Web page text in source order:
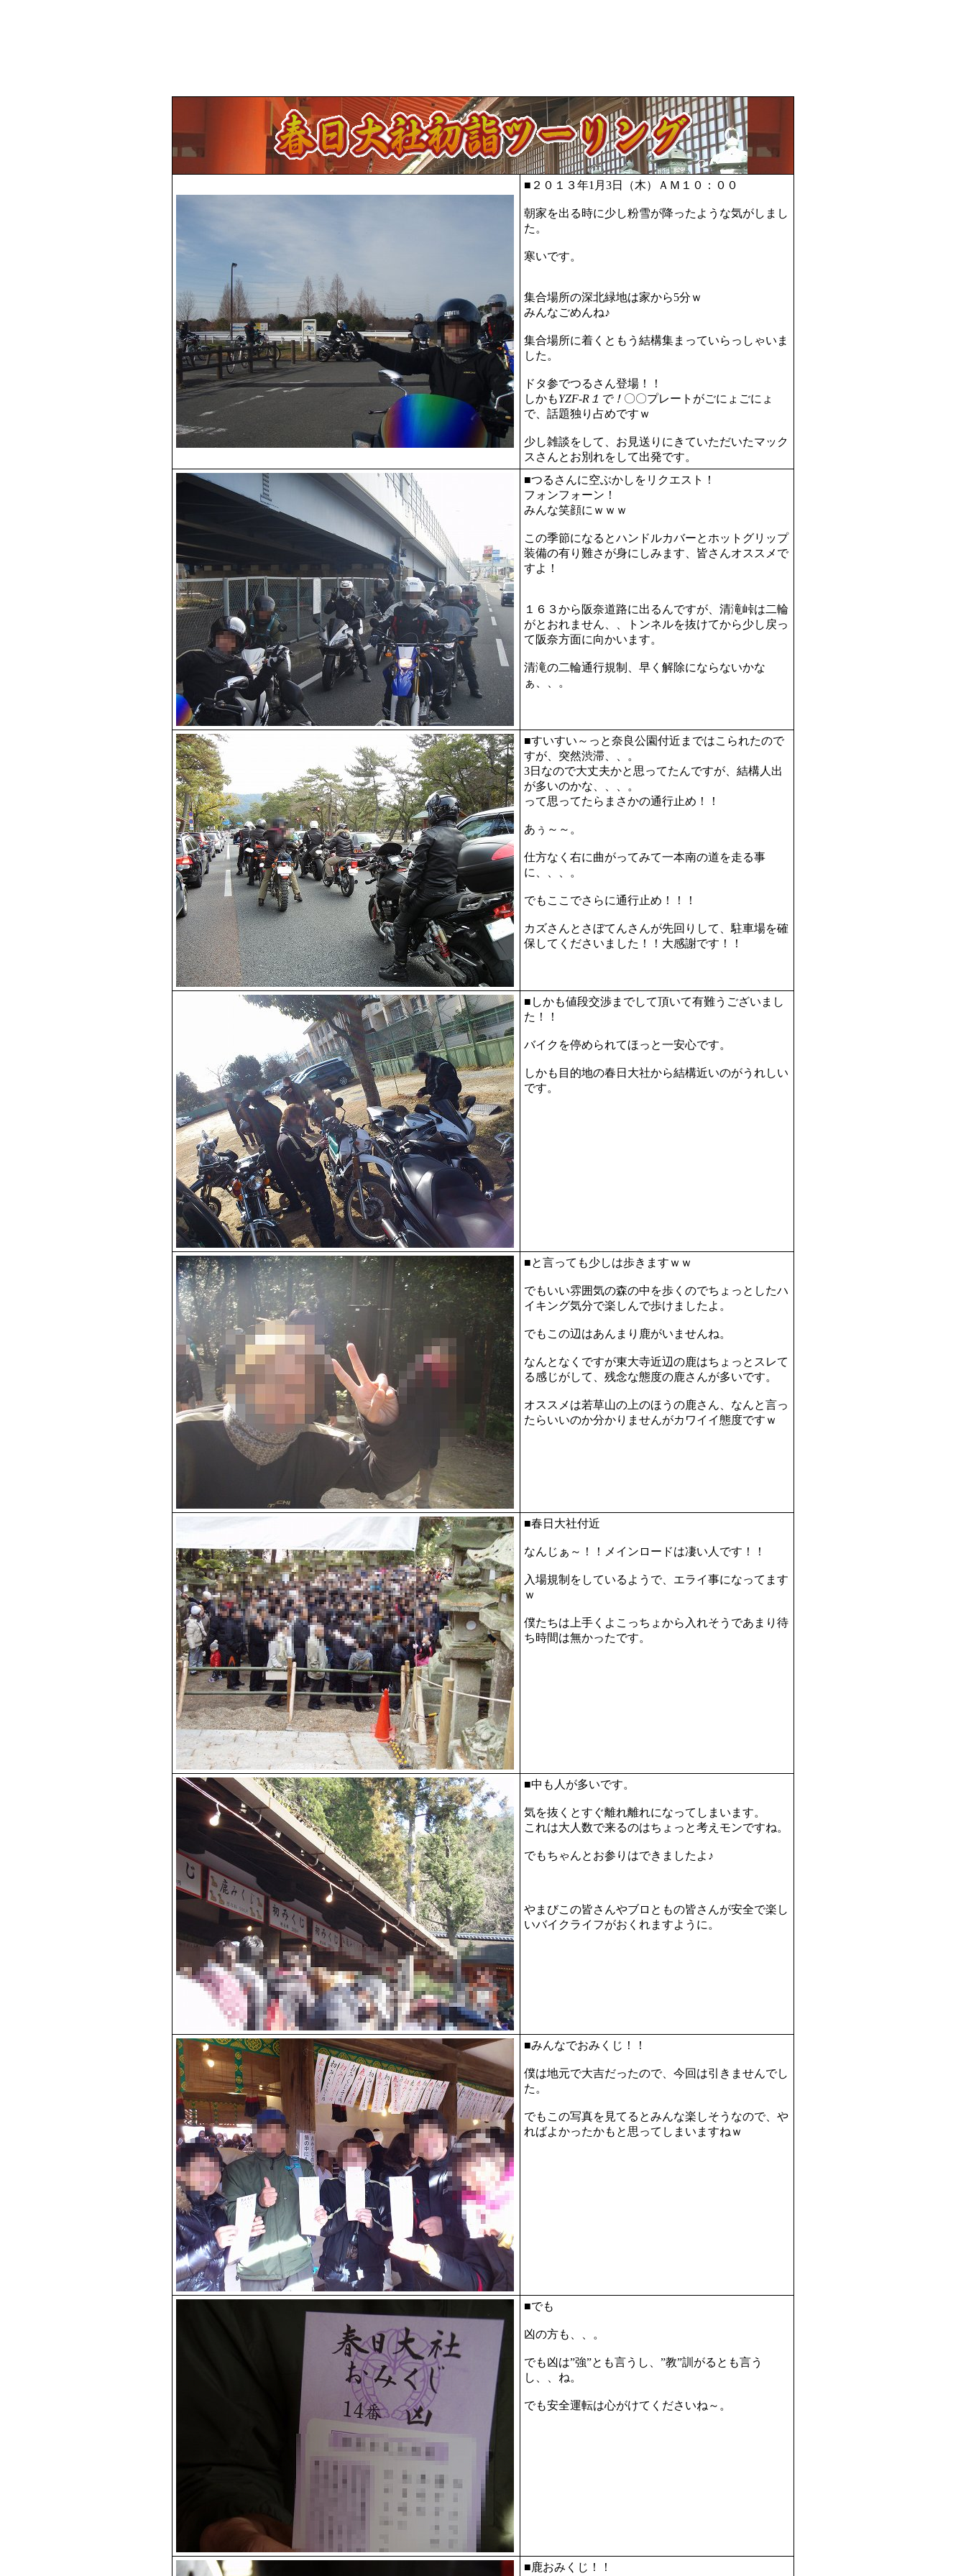
■２０１３年1月3日（木）ＡＭ１０：００
朝家を出る時に少し粉雪が降ったような気がしまし
た。
寒いです。
集合場所の深北緑地は家から5分ｗ
みんなごめんね♪
集合場所に着くともう結構集まっていらっしゃいま
した。
ドタ参でつるさん登場！！
しかもYZF-R１で！ 〇〇プレートがごにょごにょ
で、話題独り占めですｗ
少し雑談をして、お見送りにきていただいたマック
スさんとお別れをして出発です。
■つるさんに空ぶかしをリクエスト！
フォンフォーン！
みんな笑顔にｗｗｗ
この季節になるとハンドルカバーとホットグリップ
装備の有り難さが身にしみます、皆さんオススメで
すよ！
１６３から阪奈道路に出るんですが、清滝峠は二輪
がとおれません、、トンネルを抜けてから少し戻っ
て阪奈方面に向かいます。
清滝の二輪通行規制、早く解除にならないかな
ぁ、、。
■すいすい～っと奈良公園付近まではこられたので
すが、突然渋滞、、。
3日なので大丈夫かと思ってたんですが、結構人出
が多いのかな、、、。
って思ってたらまさかの通行止め！！
あぅ～～。
仕方なく右に曲がってみて一本南の道を走る事
に、、、。
でもここでさらに通行止め！！！
カズさんとさぼてんさんが先回りして、駐車場を確
保してくださいました！！大感謝です！！
■しかも値段交渉までして頂いて有難うございまし
た！！
バイクを停められてほっと一安心です。
しかも目的地の春日大社から結構近いのがうれしい
です。
■と言っても少しは歩きますｗｗ
でもいい雰囲気の森の中を歩くのでちょっとしたハ
イキング気分で楽しんで歩けましたよ。
でもこの辺はあんまり鹿がいませんね。
なんとなくですが東大寺近辺の鹿はちょっとスレて
る感じがして、残念な態度の鹿さんが多いです。
オススメは若草山の上のほうの鹿さん、なんと言っ
たらいいのか分かりませんがカワイイ態度ですｗ
■春日大社付近
なんじぁ～！！メインロードは凄い人です！！
入場規制をしているようで、エライ事になってます
ｗ
僕たちは上手くよこっちょから入れそうであまり待
ち時間は無かったです。
■中も人が多いです。
気を抜くとすぐ離れ離れになってしまいます。
これは大人数で来るのはちょっと考えモンですね。
でもちゃんとお参りはできましたよ♪
やまびこの皆さんやブロともの皆さんが安全で楽し
いバイクライフがおくれますように。
■みんなでおみくじ！！
僕は地元で大吉だったので、今回は引きませんでし
た。
でもこの写真を見てるとみんな楽しそうなので、や
ればよかったかもと思ってしまいますねｗ
■でも
凶の方も、、。
でも凶は”強”とも言うし、”教”訓がるとも言う
し、、ね。
でも安全運転は心がけてくださいね～。
■鹿おみくじ！！